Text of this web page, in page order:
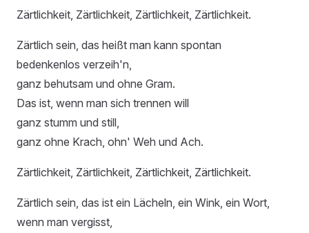
Zärtlichkeit, Zärtlichkeit, Zärtlichkeit, Zärtlichkeit.
Zärtlich sein, das heißt man kann spontan
bedenkenlos verzeih'n,
ganz behutsam und ohne Gram.
Das ist, wenn man sich trennen will
ganz stumm und still,
ganz ohne Krach, ohn' Weh und Ach.
Zärtlichkeit, Zärtlichkeit, Zärtlichkeit, Zärtlichkeit.
Zärtlich sein, das ist ein Lächeln, ein Wink, ein Wort,
wenn man vergisst,